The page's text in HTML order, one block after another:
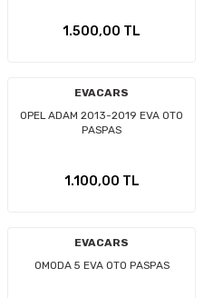
1.500,00 TL
EVACARS
OPEL ADAM 2013-2019 EVA OTO
PASPAS
1.100,00 TL
EVACARS
OMODA 5 EVA OTO PASPAS